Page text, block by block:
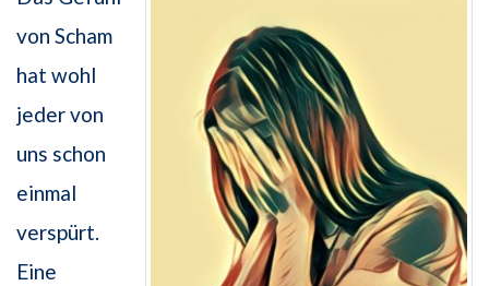
von Scham
hat wohl
jeder von
uns schon
einmal
verspürt.
Eine